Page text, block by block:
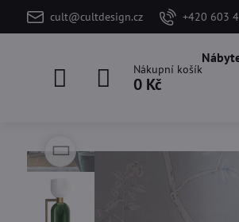
cult@cultdesign.cz +420 603
Nákupní košík
0 Kč